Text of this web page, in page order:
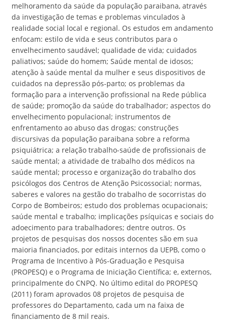
melhoramento da saúde da população paraibana, através
da investigação de temas e problemas vinculados à
realidade social local e regional. Os estudos em andamento
enfocam: estilo de vida e seus contributos para o
envelhecimento saudável; qualidade de vida; cuidados
paliativos; saúde do homem; Saúde mental de idosos;
atenção à saúde mental da mulher e seus dispositivos de
cuidados na depressão pós-parto; os problemas da
formação para a intervenção profissional na Rede pública
de saúde; promoção da saúde do trabalhador; aspectos do
envelhecimento populacional; instrumentos de
enfrentamento ao abuso das drogas; construções
discursivas da população paraibana sobre a reforma
psiquiátrica; a relação trabalho-saúde de profissionais de
saúde mental; a atividade de trabalho dos médicos na
saúde mental; processo e organização do trabalho dos
psicólogos dos Centros de Atenção Psicossocial; normas,
saberes e valores na gestão do trabalho de socorristas do
Corpo de Bombeiros; estudo dos problemas ocupacionais;
saúde mental e trabalho; implicações psíquicas e sociais do
adoecimento para trabalhadores; dentre outros. Os
projetos de pesquisas dos nossos docentes são em sua
maioria financiados, por editais internos da UEPB, como o
Programa de Incentivo à Pós-Graduação e Pesquisa
(PROPESQ) e o Programa de Iniciação Científica; e, externos,
principalmente do CNPQ. No último edital do PROPESQ
(2011) foram aprovados 08 projetos de pesquisa de
professores do Departamento, cada um na faixa de
financiamento de 8 mil reais.